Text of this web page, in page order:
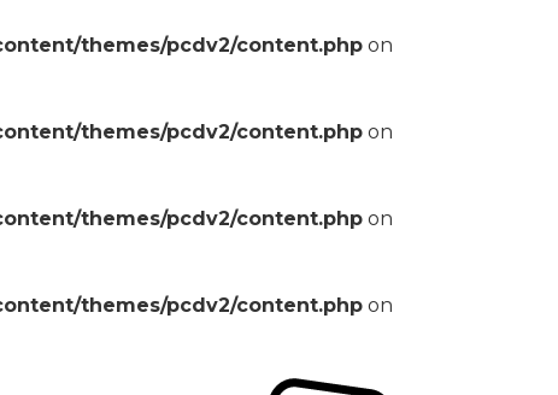
themes/pcdv2/content.php on
themes/pcdv2/content.php on
themes/pcdv2/content.php on
themes/pcdv2/content.php on